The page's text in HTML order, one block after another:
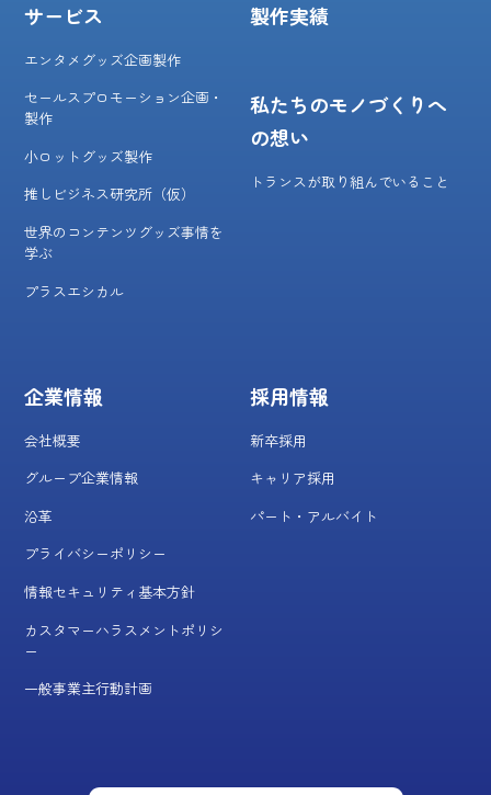
サービス
エンタメグッズ企画製作
セールスプロモーション企画・
製作
小ロットグッズ製作
推しビジネス研究所（仮）
世界のコンテンツグッズ事情を
学ぶ
プラスエシカル
製作実績
私たちのモノづくりへ
の想い
トランスが取り組んでいること
企業情報
会社概要
グループ企業情報
沿革
プライバシーポリシー
情報セキュリティ基本方針
カスタマーハラスメントポリシ
ー
一般事業主行動計画
採用情報
新卒採用
キャリア採用
パート・アルバイト